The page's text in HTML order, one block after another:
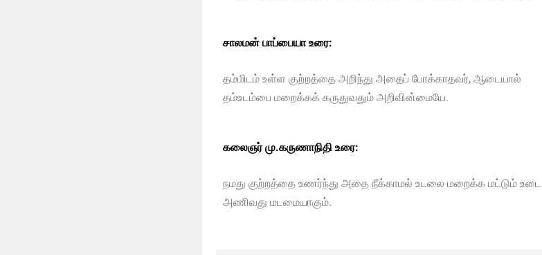
சாலமன் பாப்பையா உரை:
தம்மிடம் உள்ள குற்றத்தை அறிந்து அதைப் போக்காதவர், ஆடையால்
தம்உடம்பை மறைக்கக் கருதுவதும் அறிவின்மையே.
கலைஞர் மு.கருணாநிதி உரை:
நமது குற்றத்தை உணர்ந்து அதை நீக்காமல் உடலை மறைக்க மட்டும் உடை
அணிவது மடமையாகும்.